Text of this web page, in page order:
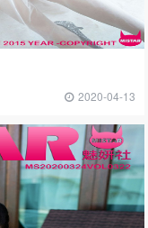
2020-04-13